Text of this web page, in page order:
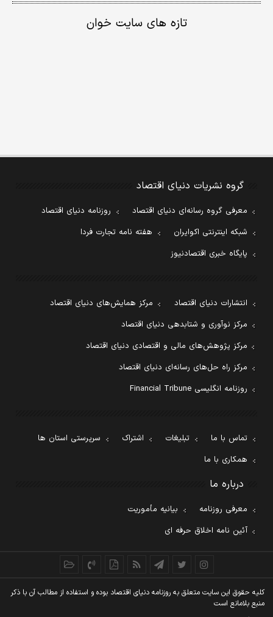
تازه های سایت خوان
گروه نشریات دنیای اقتصاد
معرفی گروه رسانه‌ای دنیای اقتصاد
روزنامه دنیای اقتصاد
شبکه اینترنتی اکوایران
هفته نامه تجارت فردا
پایگاه خبری اقتصادنیوز
انتشارات دنیای اقتصاد
مرکز همایش‌های دنیای اقتصاد
مرکز نوآوری و شتابدهی دنیای اقتصاد
مرکز پژوهش‌های مالی و اقتصادی دنیای اقتصاد
مرکز راه حل‌های رسانه‌ای دنیای اقتصاد
روزنامه انگلیسی Financial Tribune
تماس با ما تبلیغات اشتراک
سرپرستی استان ها
همکاری با ما
درباره ما
معرفی روزنامه
بیانیه مأموریت
آئین نامه اخلاق حرفه ای
کليه حقوق اين سايت متعلق به روزنامه دنيای اقتصاد بوده و استفاده از مطالب آن با ذکر
منبع بلامانع است